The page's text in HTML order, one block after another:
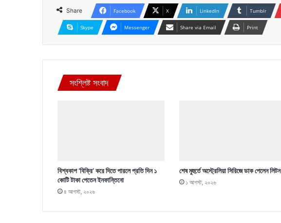
Share Facebook X LinkedIn Tumblr
Skype Messenger Share via Email Print
সংশ্লিষ্ট সংবাদ
বিশ্বকাপ ‘বিক্রি’ করে দিতে পারলে প্রতি দিন ১
কোটি টাকা পেতেন ইনফান্তিনো
৪ আগস্ট, ২০২৬
শেষ মুহুর্তে অস্ট্রেলিয়া সিরিজে ডাক পেলেন লিটন
১ আগস্ট, ২০২৬